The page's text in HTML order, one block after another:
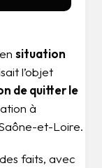
situation
l’objet
de quitter le
à
et-Loire.
faits, avec